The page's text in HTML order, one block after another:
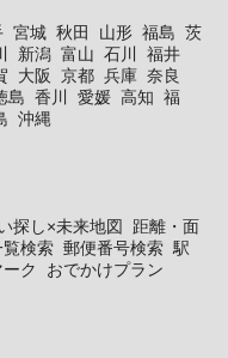
宮城 秋田 山形 福島 茨
新潟 富山 石川
福井
大阪 京都 兵庫 奈良
島 香川 愛媛 高知 福
沖縄
探し×未来地図
距離・面
検索 郵便番号検索 駅
ク おでかけプラン